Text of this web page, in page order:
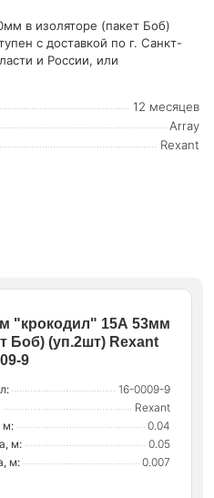
в изоляторе (пакет Боб)
с доставкой по г. Санкт-
и России, или
12 месяцев
Array
Rexant
"крокодил" 15А 53мм
Боб) (уп.2шт) Rexant
9
16-0009-9
Rexant
м:
0.04
м:
0.05
м:
0.007